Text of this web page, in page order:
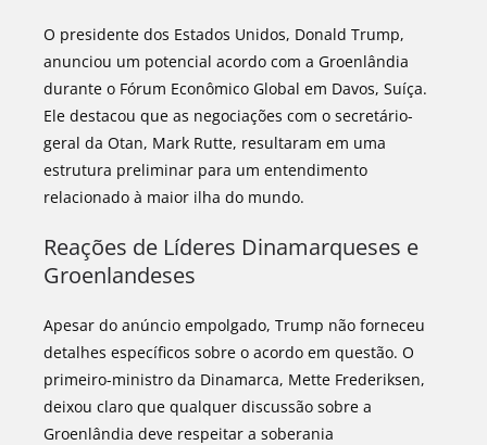
O presidente dos Estados Unidos, Donald Trump,
anunciou um potencial acordo com a Groenlândia
durante o Fórum Econômico Global em Davos, Suíça.
Ele destacou que as negociações com o secretário-
geral da Otan, Mark Rutte, resultaram em uma
estrutura preliminar para um entendimento
relacionado à maior ilha do mundo.
Reações de Líderes Dinamarqueses e
Groenlandeses
Apesar do anúncio empolgado, Trump não forneceu
detalhes específicos sobre o acordo em questão. O
primeiro-ministro da Dinamarca, Mette Frederiksen,
deixou claro que qualquer discussão sobre a
Groenlândia deve respeitar a soberania